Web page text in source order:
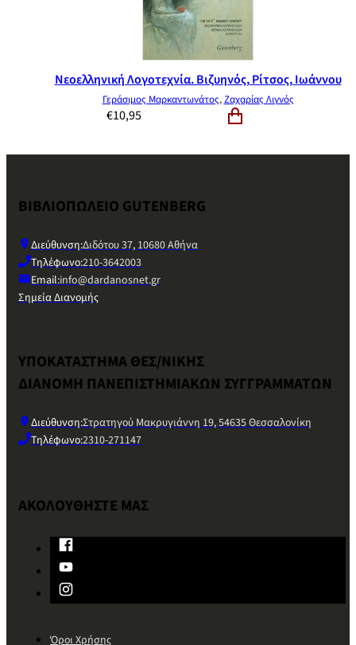
Νεοελληνική Λογοτεχνία. Βιζυηνός, Ρίτσος, Ιωάννου
Γεράσιμος Μαρκαντωνάτος,Ζαχαρίας Λιγνός
€10,95
ΒΙΒΛΙΟΠΩΛΕΙΟ GUTENBERG
Διεύθυνση:Διδότου 37, 10680 Αθήνα
Τηλέφωνο:210-3642003
Email:info@dardanosnet.gr
Σημεία Διανομής
ΥΠΟΚΑΤΑΣΤΗΜΑ ΘΕΣ/ΝΙΚΗΣ
ΔΙΑΝΟΜΗ ΠΑΝΕΠΙΣΤΗΜΙΑΚΩΝ ΣΥΓΓΡΑΜΜΑΤΩΝ
Διεύθυνση:Στρατηγού Μακρυγιάννη 19, 54635 Θεσσαλονίκη
Τηλέφωνο:2310-271147
ΑΚΟΛΟΥΘΗΣΤΕ ΜΑΣ
Όροι Χρήσης